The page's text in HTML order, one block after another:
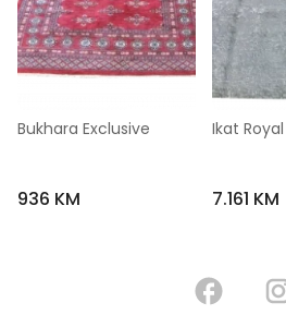
Bukhara Exclusive
936 KM
Ikat Royal
7.161 KM